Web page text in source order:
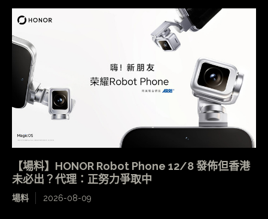
【場料】HONOR Robot Phone 12/8 發佈但香港
未必出？代理：正努力爭取中
場料 2026-08-09